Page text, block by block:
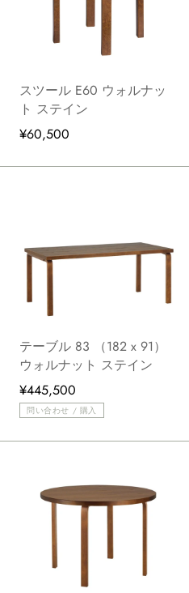
スツール E60 ウォルナッ
ト ステイン
¥60,500
テーブル 83 （182 x 91）
ウォルナット ステイン
¥445,500
問い合わせ / 購入